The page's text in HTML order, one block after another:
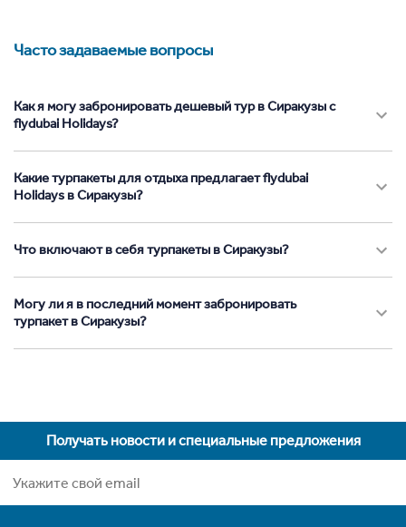
Часто задаваемые вопросы
Как я могу забронировать дешевый тур в Сиракузы с
flydubai Holidays?
Какие турпакеты для отдыха предлагает flydubai
Holidays в Сиракузы?
Что включают в себя турпакеты в Сиракузы?
Могу ли я в последний момент забронировать
турпакет в Сиракузы?
Получать новости и специальные предложения